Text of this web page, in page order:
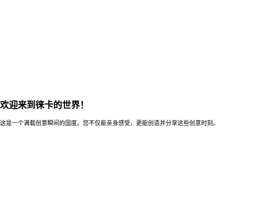
欢迎来到徕卡的世界！
这是一个满载创意瞬间的国度。您不仅能亲身感受，更能创造并分享这些创意时刻。